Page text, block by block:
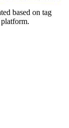
based on tag